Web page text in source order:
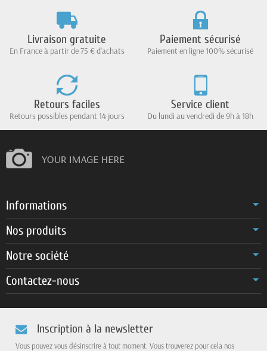
Livraison gratuite
En France à partir de 75 € d'achats
Paiement sécurisé
Paiement en ligne 100% sécurisé
Retours faciles
Retours possibles pendant 14 jours
Service client
Du lundi au vendredi de 9h à 18h
Informations
Nos produits
Notre société
Contactez-nous
Inscription à la newsletter
Vous pouvez vous désinscrire à tout moment. Vous trouverez pour cela nos